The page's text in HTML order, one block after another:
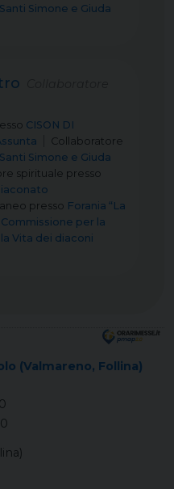
Simone e Giuda
CISON DI
Collaboratore
Simone e Giuda
spirituale presso
presso Forania “La
Commissione per la
Vita dei diaconi
(Valmareno, Follina)